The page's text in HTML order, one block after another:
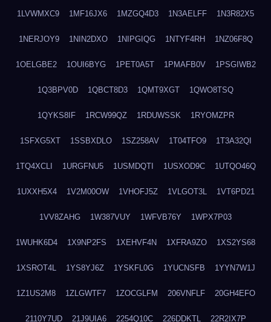
1LVWMXC9 1MF16JX6 1MZGQ4D3 1N3AELFF 1N3R82X5
1NERJOY9 1NIN2DXO 1NIPGIQG 1NTYF4RH 1NZ06F8Q
1OELGBE2 1OUI6BYG 1PET0A5T 1PMAFB0V 1PSGIWB2
1Q3BPV0D 1QBCT8D3 1QMT9XGT 1QWO8TSQ
1QYKS8IF 1RCW99QZ 1RDUWSSK 1RYOMZPR
1SFXG5XT 1SSBXDLO 1SZ258AV 1T04TFO9 1T3A32QI
1TQ4XCLI 1URGFNU5 1USMDQTI 1USXOD9C 1UTQO46Q
1UXXH5X4 1V2M00OW 1VHOFJ5Z 1VLGOT3L 1VT6PD21
1VV8ZAHG 1W387VUY 1WFVB76Y 1WPX7P03
1WUHK6D4 1X9NP2FS 1XEHVF4N 1XFRA9ZO 1XS2YS68
1XSROT4L 1YS8YJ6Z 1YSKFL0G 1YUCNSFB 1YYN7W1J
1Z1US2M8 1ZLGWTF7 1ZOCGLFM 206VNFLF 20GH4EFO
2110Y7UD 21J9UIA6 2254Q10C 226DDKTL 22R2IX7P